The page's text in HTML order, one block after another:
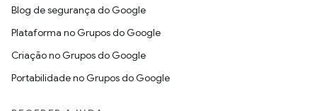
Blog de segurança do Google
Plataforma no Grupos do Google
Criação no Grupos do Google
Portabilidade no Grupos do Google